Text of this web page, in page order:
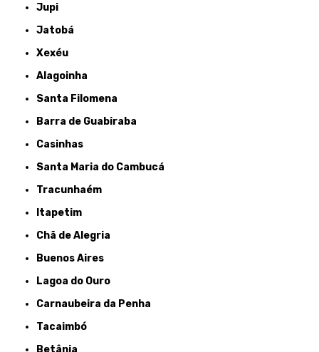
Jupi
Jatobá
Xexéu
Alagoinha
Santa Filomena
Barra de Guabiraba
Casinhas
Santa Maria do Cambucá
Tracunhaém
Itapetim
Chã de Alegria
Buenos Aires
Lagoa do Ouro
Carnaubeira da Penha
Tacaimbó
Betânia